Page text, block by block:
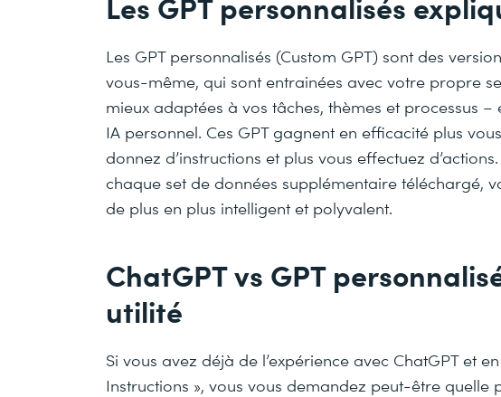
Les GPT personnalisés (Custom GPT) sont des
vous-même, qui sont entrainées avec votre propre
mieux adaptées à vos tâches, thèmes et processus
IA personnel. Ces GPT gagnent en efficacité plus
donnez d’instructions et plus vous effectuez
chaque set de données supplémentaire téléchargé,
de plus en plus intelligent et polyvalent.
ChatGPT vs GPT
utilité
Si vous avez déjà de l’expérience avec ChatGPT et
Instructions », vous vous demandez peut-être